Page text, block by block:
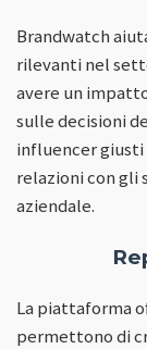
Brandwatch
rilevanti nel
avere un
sulle decisioni
influencer
relazioni con gli
aziendale.
La piattaforma
permettono di